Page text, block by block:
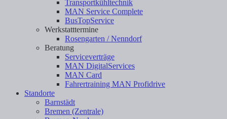
Transportkühltechnik
MAN Service Complete
BusTopService
Werkstatttermine
Rosengarten / Nenndorf
Beratung
Serviceverträge
MAN DigitalServices
MAN Card
Fahrertraining MAN Profidrive
Standorte
Barnstädt
Bremen (Zentrale)